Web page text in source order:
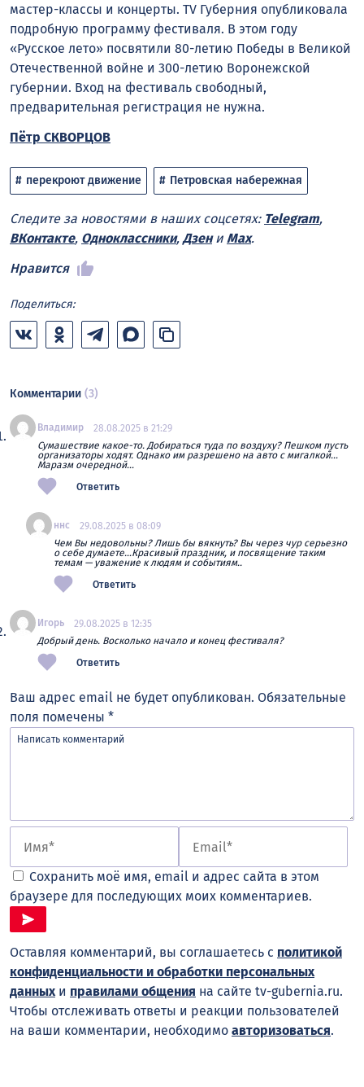
мастер-классы и концерты. TV Губерния опубликовала
подробную программу фестиваля. В этом году
«Русское лето» посвятили 80-летию Победы в Великой
Отечественной войне и 300-летию Воронежской
губернии. Вход на фестиваль свободный,
предварительная регистрация не нужна.
Пётр СКВОРЦОВ
перекроют движение Петровская набережная
Следите за новостями в наших соцсетях: Telegram,
ВКонтакте, Одноклассники, Дзени Max.
Нравится
Поделиться:
Комментарии (3)
Владимир
28.08.2025 в 21:29
Сумашествие какое-то. Добираться туда по воздуху? Пешком пусть
организаторы ходят. Однако им разрешено на авто с мигалкой…
Маразм очередной…
Ответить
ннс
29.08.2025 в 08:09
Чем Вы недовольны? Лишь бы вякнуть? Вы через чур серьезно
о себе думаете…Красивый праздник, и посвящение таким
темам — уважение к людям и событиям..
Ответить
Игорь
29.08.2025 в 12:35
Добрый день. Восколько начало и конец фестиваля?
Ответить
Ваш адрес email не будет опубликован. Обязательные
поля помечены *
Сохранить моё имя, email и адрес сайта в этом
браузере для последующих моих комментариев.
Оставляя комментарий, вы соглашаетесь с политикой
конфиденциальности и обработки персональных
данныхи правилами общения на сайте tv-gubernia.ru.
Чтобы отслеживать ответы и реакции пользователей
на ваши комментарии, необходимо авторизоваться.